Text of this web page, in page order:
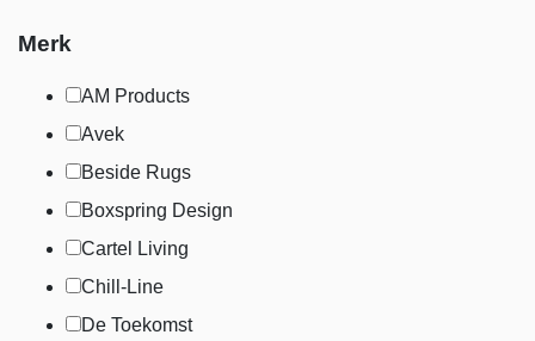
Merk
AM Products
Avek
Beside Rugs
Boxspring Design
Cartel Living
Chill-Line
De Toekomst